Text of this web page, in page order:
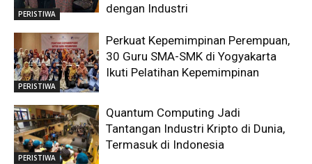
PERISTIWA
dengan Industri
PERISTIWA
Perkuat Kepemimpinan Perempuan,
30 Guru SMA-SMK di Yogyakarta
Ikuti Pelatihan Kepemimpinan
PERISTIWA
Quantum Computing Jadi
Tantangan Industri Kripto di Dunia,
Termasuk di Indonesia